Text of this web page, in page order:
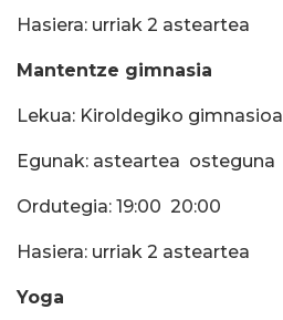
Hasiera: urriak 2 asteartea
Mantentze gimnasia
Lekua: Kiroldegiko gimnasioa
Egunak: asteartea  osteguna
Ordutegia: 19:00  20:00
Hasiera: urriak 2 asteartea
Yoga